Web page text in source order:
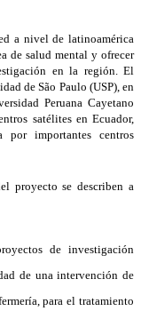
a nivel de latinoamérica
de salud mental y ofrecer
en la región. El
de São Paulo (USP), en
Peruana Cayetano
satélites en Ecuador,
por importantes centros
proyecto se describen a
de investigación
de una intervención de
para el tratamiento